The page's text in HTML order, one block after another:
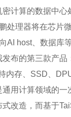
计算的数据中心
处理器将在芯片
AI host、数据库
发布的第三款产品
内存、SSD、
通用计算领域的
式改造，而基于